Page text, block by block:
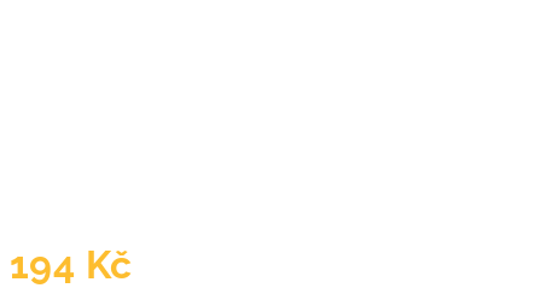
194 Kč